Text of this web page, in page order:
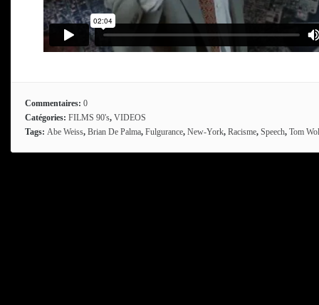
Commentaires: 0
Catégories: FILMS 90's, VIDEOS
Tags: Abe Weiss, Brian De Palma, Fulgurance, New-York, Racisme, Speech, Tom